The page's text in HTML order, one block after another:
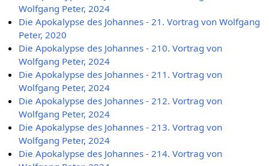
Wolfgang Peter, 2024
Die Apokalypse des Johannes - 21. Vortrag von Wolfgang
Peter, 2020
Die Apokalypse des Johannes - 210. Vortrag von
Wolfgang Peter, 2024
Die Apokalypse des Johannes - 211. Vortrag von
Wolfgang Peter, 2024
Die Apokalypse des Johannes - 212. Vortrag von
Wolfgang Peter, 2024
Die Apokalypse des Johannes - 213. Vortrag von
Wolfgang Peter, 2024
Die Apokalypse des Johannes - 214. Vortrag von